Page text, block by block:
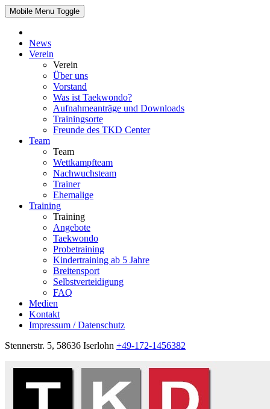
Mobile Menu Toggle
News
Verein
Verein
Über uns
Vorstand
Was ist Taekwondo?
Aufnahmeanträge und Downloads
Trainingsorte
Freunde des TKD Center
Team
Team
Wettkampfteam
Nachwuchsteam
Trainer
Ehemalige
Training
Training
Angebote
Taekwondo
Probetraining
Kindertraining ab 5 Jahre
Breitensport
Selbstverteidigung
FAQ
Medien
Kontakt
Impressum / Datenschutz
Stennerstr. 5, 58636 Iserlohn +49-172-1456382